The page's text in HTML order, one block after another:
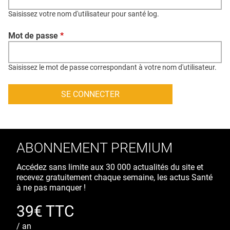
CONTACT
CRÉDITS
Saisissez votre nom d'utilisateur pour santé log.
Mot de passe *
Saisissez le mot de passe correspondant à votre nom d'utilisateur.
ABONNEMENT PREMIUM
Accédez sans limite aux 30 000 actualités du site et
recevez gratuitement chaque semaine, les actus Santé
à ne pas manquer !
39€ TTC
/ an